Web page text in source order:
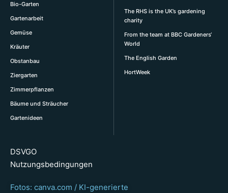
Bio-Garten
Gartenarbeit
Gemüse
Kräuter
Obstanbau
Ziergarten
Zimmerpflanzen
Bäume und Sträucher
Gartenideen
The RHS is the UK’s gardening
charity
From the team at BBC Gardeners‘
World
The English Garden
HortWeek
DSVGO
Nutzungsbedingungen
Fotos: canva.com / KI-generierte